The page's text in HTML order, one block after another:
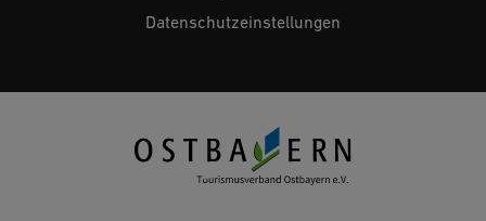
Datenschutzeinstellungen